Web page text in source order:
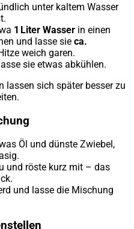
unter kaltem Wasser
1 Liter Wasser in einen
und lasse sie ca.
weich garen.
sie etwas abkühlen.
lassen sich später besser zu
Öl und dünste Zwiebel,
und röste kurz mit – das
und lasse die Mischung